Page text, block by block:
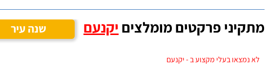
מתקיני פרקטים מומלצים יקנעם שנה עיר
לא נמצאו בעלי מקצוע ב - יקנעם